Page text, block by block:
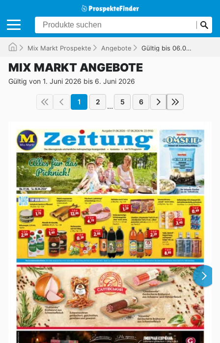
Mix Markt Prospekte Angebote Gültig bis 06.06.2026
MIX MARKT ANGEBOTE
Gültig von 1. Juni 2026 bis 6. Juni 2026
1 2 ... 5 6